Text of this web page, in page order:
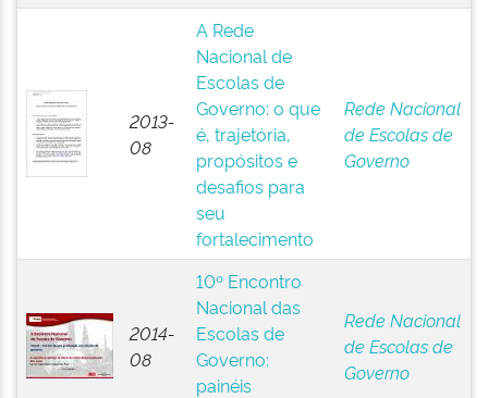
2013-
08
A Rede
Nacional de
Escolas de
Governo: o que
é, trajetória,
propósitos e
desafios para
seu
fortalecimento
Rede Nacional
de Escolas de
Governo
2014-
08
10º Encontro
Nacional das
Escolas de
Governo:
painéis
Rede Nacional
de Escolas de
Governo